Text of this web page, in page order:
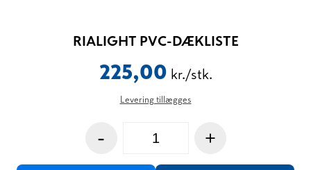
RIALIGHT PVC-DÆKLISTE
225,00 kr./stk.
Levering tillægges
- +